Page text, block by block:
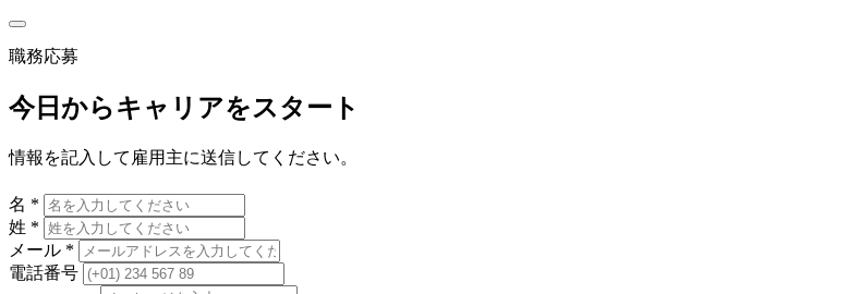
職務応募
今日からキャリアをスタート
情報を記入して雇用主に送信してください。
名 *
姓 *
メール *
電話番号